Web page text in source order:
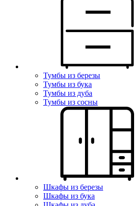
Тумбы из березы
Тумбы из бука
Тумбы из дуба
Тумбы из сосны
Шкафы из березы
Шкафы из бука